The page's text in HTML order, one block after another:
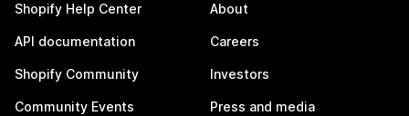
Shopify Help Center
API documentation
Shopify Community
Community Events
About
Careers
Investors
Press and media